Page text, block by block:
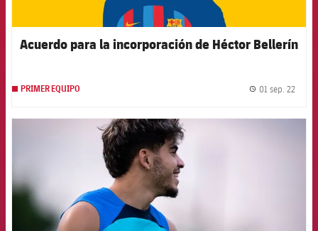
Acuerdo para la incorporación de Héctor Bellerín
PRIMER EQUIPO 01 sep. 22
FCB Barcelona badge